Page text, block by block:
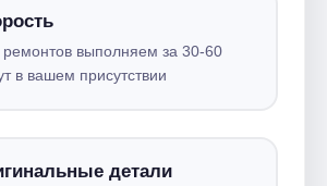
ремонтов выполняем за 30-60
в вашем присутствии
детали